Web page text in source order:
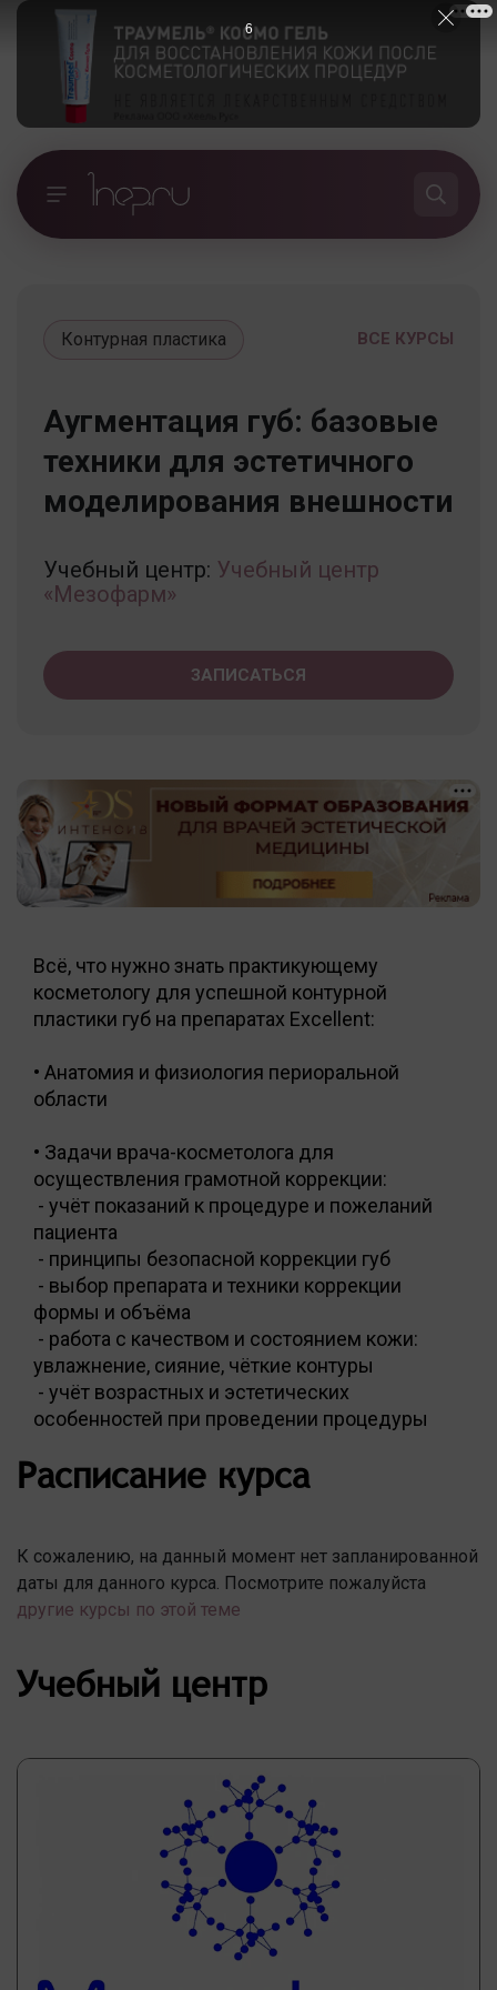
ВСЕ КУРСЫ
Контурная пластика
Аугментация губ: базовые
техники для эстетичного
моделирования внешности
Учебный центр: Учебный центр
«Мезофарм»
ЗАПИСАТЬСЯ
Всё, что нужно знать практикующему
косметологу для успешной контурной
пластики губ на препаратах Excellent:
• Анатомия и физиология периоральной
области
• Задачи врача-косметолога для
осуществления грамотной коррекции:
- учёт показаний к процедуре и пожеланий
пациента
- принципы безопасной коррекции губ
- выбор препарата и техники коррекции
формы и объёма
- работа с качеством и состоянием кожи:
увлажнение, сияние, чёткие контуры
- учёт возрастных и эстетических
особенностей при проведении процедуры
Расписание курса
К сожалению, на данный момент нет запланированной
даты для данного курса. Посмотрите пожалуйста
другие курсы по этой теме
Учебный центр
5